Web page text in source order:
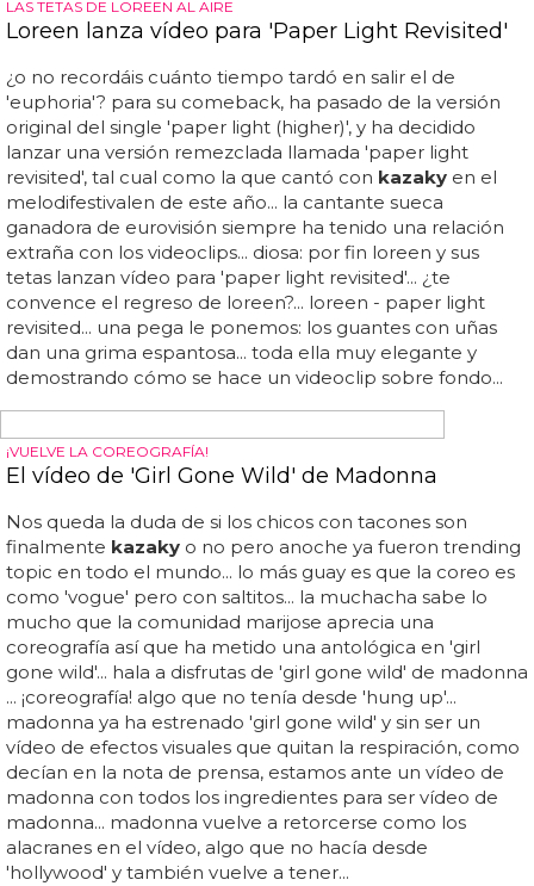
instrumental llamada 'symphony no... después del
despliegue de 'last night' no esperábamos nada
así...
ABANICOS Y TERROR
Locomía estrenan el vídeo de 'Imperium'
Los kazaky españoles que existían mucho antes de
kazakytienen mucho que aprender de ellos... bueno,
pero de eso se ha tratado siempre locomía, ¿no? y hay
abanicos, por supuesto... el problema es que se gastaron
todo en la intro, y todo lo de después es... especialmente
la parte del que dice "lucha, fuerza, valor, duelo, furia,
sudor, coraje, batalla, vigor, victoria, justicia, honor", que
nos ha dado más miedo que cher de resaca y sin
maquillar... locomía estrenan el vídeo de 'imperium': la
boyband de los abanicos está de vuelta con alguna que
otra reforma y esta semana daban a conocer al
completo el videoclip que presenta su enésimo
comeback... digamos que difícil de ver, siendo
excesivamente amables...